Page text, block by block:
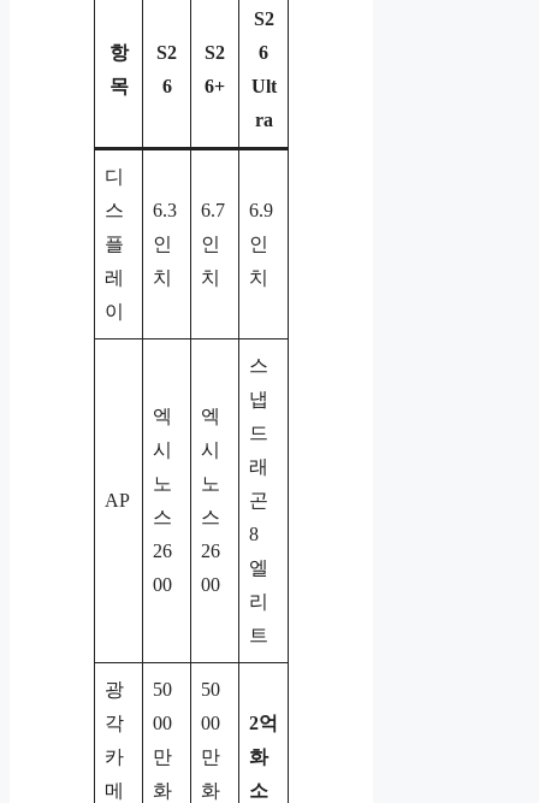
항
목
S2
6
S2
6+
S2
6
Ult
ra
디
스
플
레
이
6.3
인
치
6.7
인
치
6.9
인
치
AP
엑
시
노
스
26
00
엑
시
노
스
26
00
스
냅
드
래
곤
8
엘
리
트
광
각
카
메
50
00
만
화
50
00
만
화
2억
화
소